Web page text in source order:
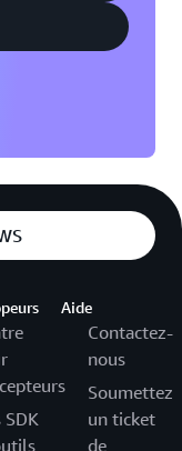
Aide
Contactez-
nous
Soumettez
un ticket
de